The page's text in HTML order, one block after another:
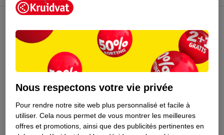
Club Kruidvat
Service Clientèle
Tout sur Kruidvat
Nous respectons votre vie privée
Pour rendre notre site web plus personnalisé et facile à
utiliser. Cela nous permet de vous montrer les meilleures
offres et promotions, ainsi que des publicités pertinentes en